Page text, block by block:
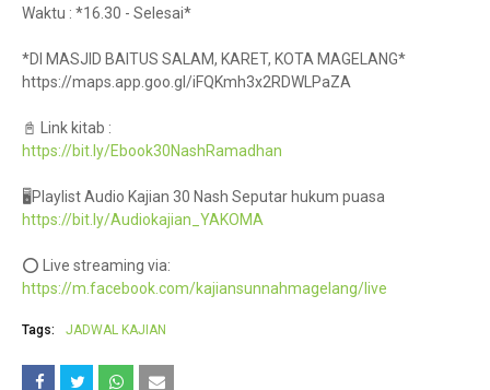
Waktu : *16.30 - Selesai*
*DI MASJID BAITUS SALAM, KARET, KOTA MAGELANG*
https://maps.app.goo.gl/iFQKmh3x2RDWLPaZA
📓 Link kitab :
https://bit.ly/Ebook30NashRamadhan
🖥️Playlist Audio Kajian 30 Nash Seputar hukum puasa
https://bit.ly/Audiokajian_YAKOMA
⭕ Live streaming via:
https://m.facebook.com/kajiansunnahmagelang/live
Tags: JADWAL KAJIAN